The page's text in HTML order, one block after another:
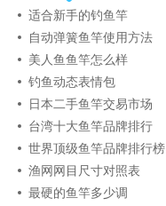
适合新手的钓鱼竿
自动弹簧鱼竿使用方法
美人鱼鱼竿怎么样
钓鱼动态表情包
日本二手鱼竿交易市场
台湾十大鱼竿品牌排行
世界顶级鱼竿品牌排行榜
渔网网目尺寸对照表
最硬的鱼竿多少调